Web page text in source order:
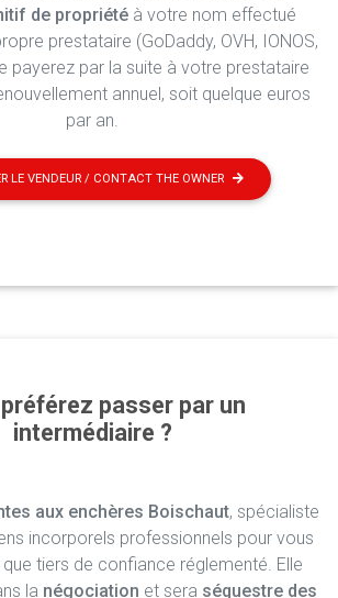
de propriétéà votre nom effectué
prestataire (GoDaddy, OVH, IONOS,
payerez par la suite à votre prestataire
annuel, soit quelque euros
par an.
LE VENDEUR / CONTACT THE OWNER
passer par un
intermédiaire ?
aux enchères Boischaut, spécialiste
incorporels professionnels pour vous
tiers de confiance réglementé. Elle
la négociation et sera séquestre des